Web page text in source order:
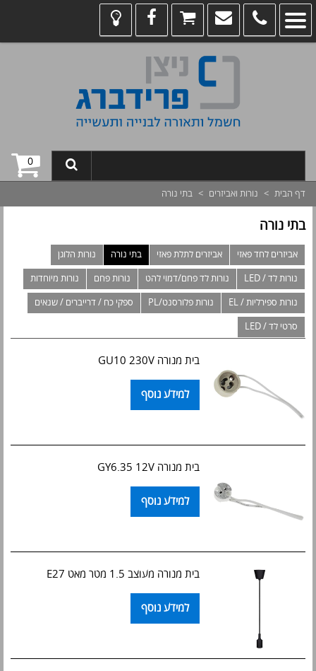
0
דף הבית > נורות ואביזרים > בתי נורה
בתי נורה
אביזרים לחד פאזי אביזרים לתלת פאזי בתי נורה נורות הלוגן
נורות לד / LED נורות לד פחם/דמוי להט נורות פחם נורות מיוחדות
נורות ספירליות / EL נורות פלורסנט/PL ספקי כח / דרייברים / שנאים
סרטי לד / LED
בית מנורה GU10 230V
למידע נוסף
בית מנורה GY6.35 12V
למידע נוסף
בית מנורה מעוצב 1.5 מטר מאט E27
למידע נוסף